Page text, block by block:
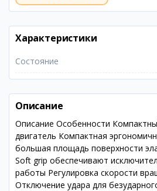
Характеристики
Состояние
Описание
Описание Особенности
двигатель Компактная
большая площадь поверхности
Soft grip обеспечивают
работы Регулировка скорости
Отключение удара для